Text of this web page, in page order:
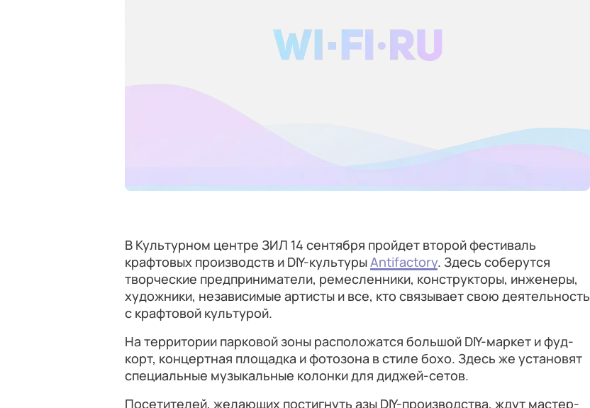
В Культурном центре ЗИЛ 14 сентября пройдет второй фестиваль
крафтовых производств и DIY-культурыAntifactory. Здесь соберутся
творческие предприниматели, ремесленники, конструкторы, инженеры,
художники, независимые артисты и все, кто связывает свою деятельность
с крафтовой культурой.
На территории парковой зоны расположатся большой DIY-маркет и фуд-
корт, концертная площадка и фотозона в стиле бохо. Здесь же установят
специальные музыкальные колонки для диджей-сетов.
Посетителей, желающих постигнуть азы DIY-производства, ждут мастер-